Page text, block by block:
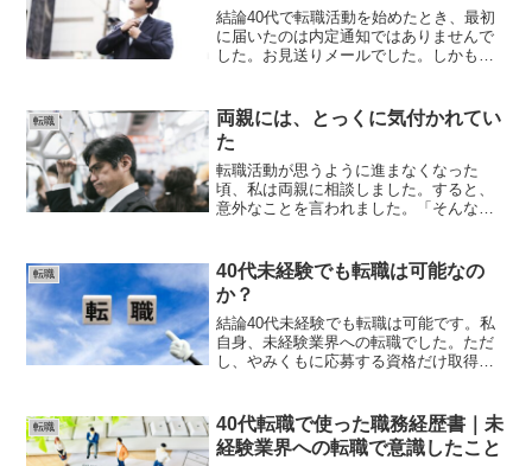
結論40代で転職活動を始めたとき、最初
に届いたのは内定通知ではありませんで
した。お見送りメールでした。しかも一
なりました。「40代なら厳しい」は本当
だった転職活動を始め...
転職
両親には、とっくに気付かれてい
た
転職活動が思うように進まなくなった
頃、私は両親に相談しました。すると、
意外なことを言われました。「そんなに
りでした。でも、表情や雰囲気に出てい
たそうです。両親は言いまし...
転職
40代未経験でも転職は可能なの
か？
結論40代未経験でも転職は可能です。私
自身、未経験業界への転職でした。ただ
し、やみくもに応募する資格だけ取得す
「企業が求める人材」と「自分の経験」
の共通点を見つけることで...
転職
40代転職で使った職務経歴書｜未
経験業界への転職で意識したこと